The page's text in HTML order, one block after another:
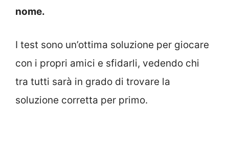
nome.
I test sono un’ottima soluzione per giocare
con i propri amici e sfidarli, vedendo chi
tra tutti sarà in grado di trovare la
soluzione corretta per primo.